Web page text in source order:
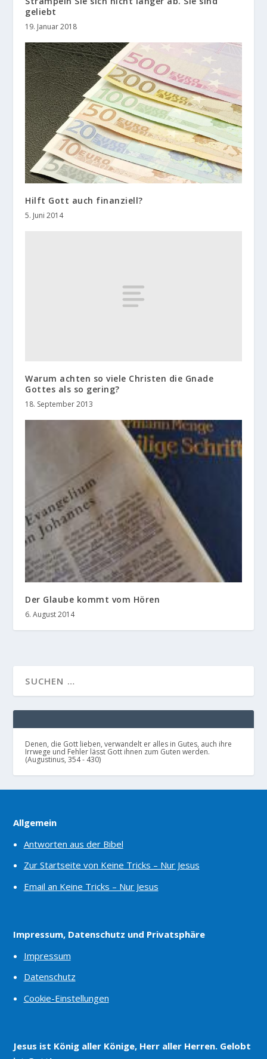
geliebt
19. Januar 2018
Hilft Gott auch finanziell?
5. Juni 2014
Warum achten so viele Christen die Gnade
Gottes als so gering?
18. September 2013
Der Glaube kommt vom Hören
6. August 2014
Denen, die Gott lieben, verwandelt er alles in Gutes, auch ihre
Irrwege und Fehler lässt Gott ihnen zum Guten werden.
(Augustinus, 354 - 430)
Allgemein
Antworten aus der Bibel
Zur Startseite von Keine Tricks – Nur Jesus
Email an Keine Tricks – Nur Jesus
Impressum, Datenschutz und Privatsphäre
Impressum
Datenschutz
Cookie-Einstellungen
Jesus ist König aller Könige, Herr aller Herren. Gelobt